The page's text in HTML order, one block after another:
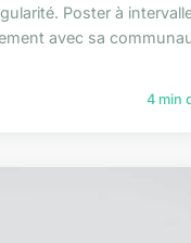
Poster à
avec sa
4 min